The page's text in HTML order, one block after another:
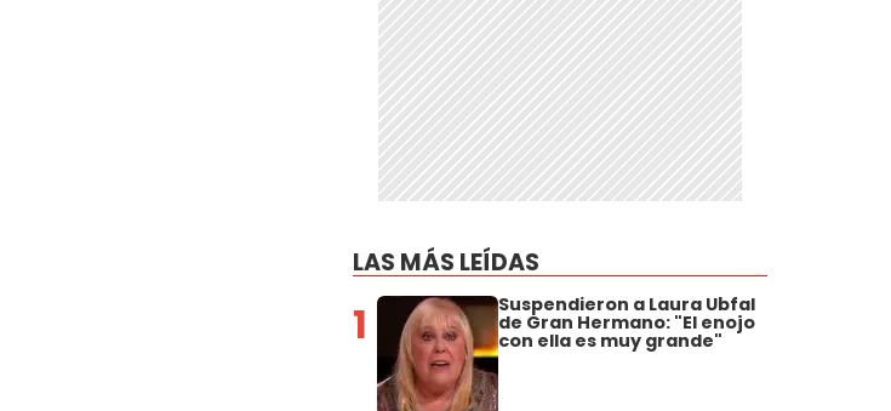
LAS MÁS LEÍDAS
1 Suspendieron a Laura Ubfal
de Gran Hermano: "El enojo
con ella es muy grande"